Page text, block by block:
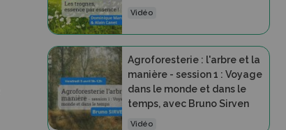
Vidéo
Agroforesterie : l'arbre et la
manière - session 1 : Voyage
dans le monde et dans le
temps, avec Bruno Sirven
Vidéo